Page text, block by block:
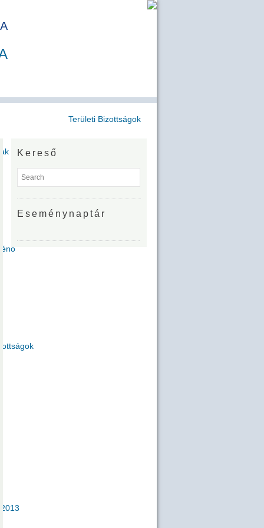
2013
Területi Bizottságok
Kereső
Eseménynaptár